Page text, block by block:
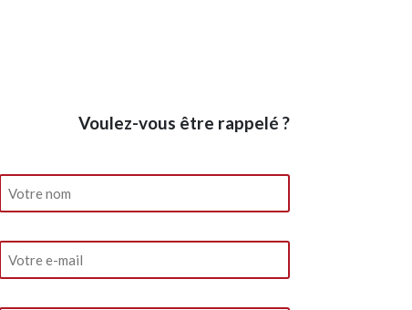
Voulez-vous être rappelé ?